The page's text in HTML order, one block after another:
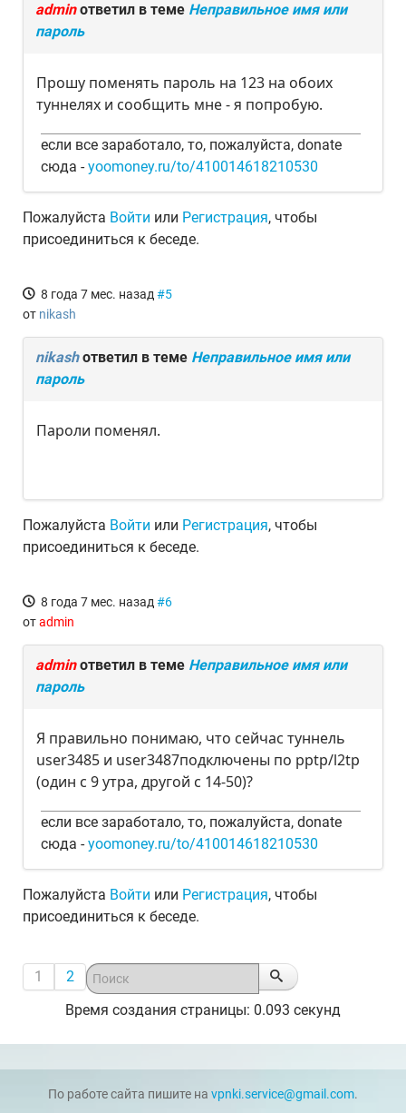
adminответил в теме Неправильное имя или
пароль
Прошу поменять пароль на 123 на обоих
туннелях и сообщить мне - я попробую.
если все заработало, то, пожалуйста, donate
сюда -yoomoney.ru/to/410014618210530
Пожалуйста Войти или Регистрация, чтобы
присоединиться к беседе.
8 года 7 мес. назад #5
от nikash
nikashответил в теме Неправильное имя или
пароль
Пароли поменял.
Пожалуйста Войти или Регистрация, чтобы
присоединиться к беседе.
8 года 7 мес. назад #6
отadmin
adminответил в теме Неправильное имя или
пароль
Я правильно понимаю, что сейчас туннель
user3485 и user3487подключены по pptp/l2tp
(один с 9 утра, другой с 14-50)?
если все заработало, то, пожалуйста, donate
сюда -yoomoney.ru/to/410014618210530
Пожалуйста Войти или Регистрация, чтобы
присоединиться к беседе.
1
2
Время создания страницы: 0.093 секунд
По работе сайта пишите на vpnki.service@gmail.com.